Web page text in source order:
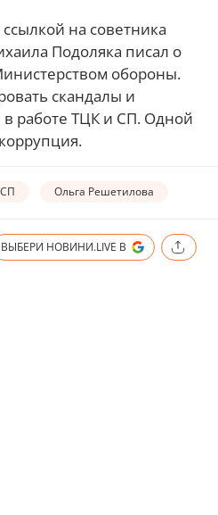
ссылкой на советника
Подоляка писал о
обороны.
скандалы и
работе ТЦК и СП. Одной
Ольга Решетилова
ВЫБЕРИ НОВИНИ.LIVE В